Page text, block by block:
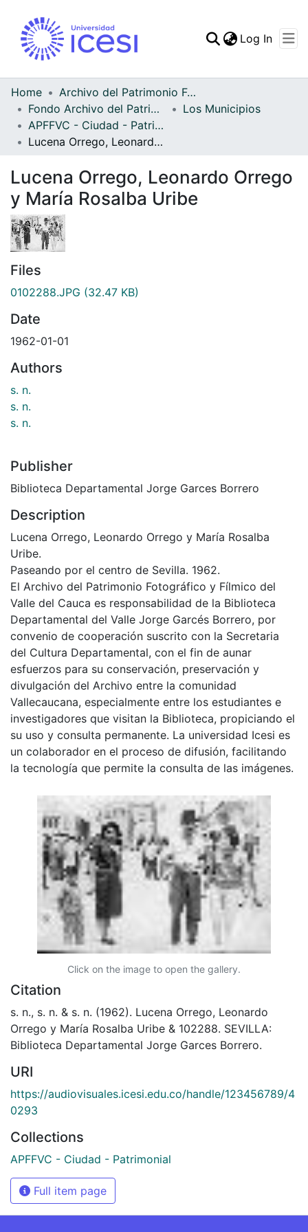
Statistics
Log In
Home
Archivo del Patrimonio Fotográfico y Fílmico del Valle del Cauca
Fondo Archivo del Patrimonio Fotográfico y Fílmico del Valle del Cauca
Los Municipios
APFFVC - Ciudad - Patrimonial
Lucena Orrego, Leonardo Orrego y María Rosalba Uribe
Lucena Orrego, Leonardo Orrego
y María Rosalba Uribe
Files
0102288.JPG (32.47 KB)
Date
1962-01-01
Authors
s. n.
s. n.
s. n.
Publisher
Biblioteca Departamental Jorge Garces Borrero
Description
Lucena Orrego, Leonardo Orrego y María Rosalba
Uribe.
Paseando por el centro de Sevilla. 1962.
El Archivo del Patrimonio Fotográfico y Fílmico del
Valle del Cauca es responsabilidad de la Biblioteca
Departamental del Valle Jorge Garcés Borrero, por
convenio de cooperación suscrito con la Secretaria
del Cultura Departamental, con el fin de aunar
esfuerzos para su conservación, preservación y
divulgación del Archivo entre la comunidad
Vallecaucana, especialmente entre los estudiantes e
investigadores que visitan la Biblioteca, propiciando el
su uso y consulta permanente. La universidad Icesi es
un colaborador en el proceso de difusión, facilitando
la tecnología que permite la consulta de las imágenes.
Click on the image to open the gallery.
Citation
s. n., s. n. & s. n. (1962). Lucena Orrego, Leonardo
Orrego y María Rosalba Uribe & 102288. SEVILLA:
Biblioteca Departamental Jorge Garces Borrero.
URI
https://audiovisuales.icesi.edu.co/handle/123456789/4
0293
Collections
APFFVC - Ciudad - Patrimonial
Full item page